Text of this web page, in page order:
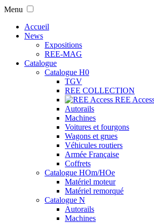
Menu
Accueil
News
Expositions
REE-MAG
Catalogue
Catalogue H0
TGV
REE COLLECTION
REE
Autorails
Machines
Voitures et fourgons
Wagons et grues
Véhicules routiers
Armée Française
Coffrets
Catalogue HOm/HOe
Matériel moteur
Matériel remorqué
Catalogue N
Autorails
Machines